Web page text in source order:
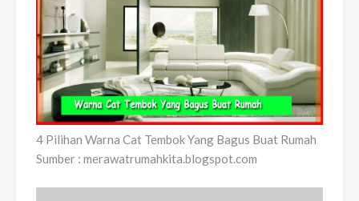
4 Pilihan Warna Cat Tembok Yang Bagus Buat Rumah
Sumber : merawatrumahkita.blogspot.com